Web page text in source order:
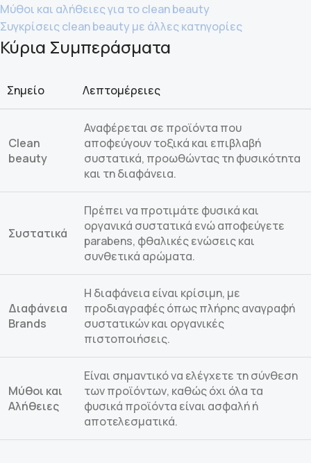
Μύθοι και αλήθειες για το clean beauty
Συγκρίσεις clean beauty με άλλες κατηγορίες
Κύρια Συμπεράσματα
Σημείο Λεπτομέρειες
Clean
beauty
Αναφέρεται σε προϊόντα που
αποφεύγουν τοξικά και επιβλαβή
συστατικά, προωθώντας τη φυσικότητα
και τη διαφάνεια.
Συστατικά
Πρέπει να προτιμάτε φυσικά και
οργανικά συστατικά ενώ αποφεύγετε
parabens, φθαλικές ενώσεις και
συνθετικά αρώματα.
Διαφάνεια
Brands
Η διαφάνεια είναι κρίσιμη, με
προδιαγραφές όπως πλήρης αναγραφή
συστατικών και οργανικές
πιστοποιήσεις.
Μύθοι και
Αλήθειες
Είναι σημαντικό να ελέγχετε τη σύνθεση
των προϊόντων, καθώς όχι όλα τα
φυσικά προϊόντα είναι ασφαλή ή
αποτελεσματικά.